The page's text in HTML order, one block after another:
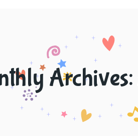
Archives: